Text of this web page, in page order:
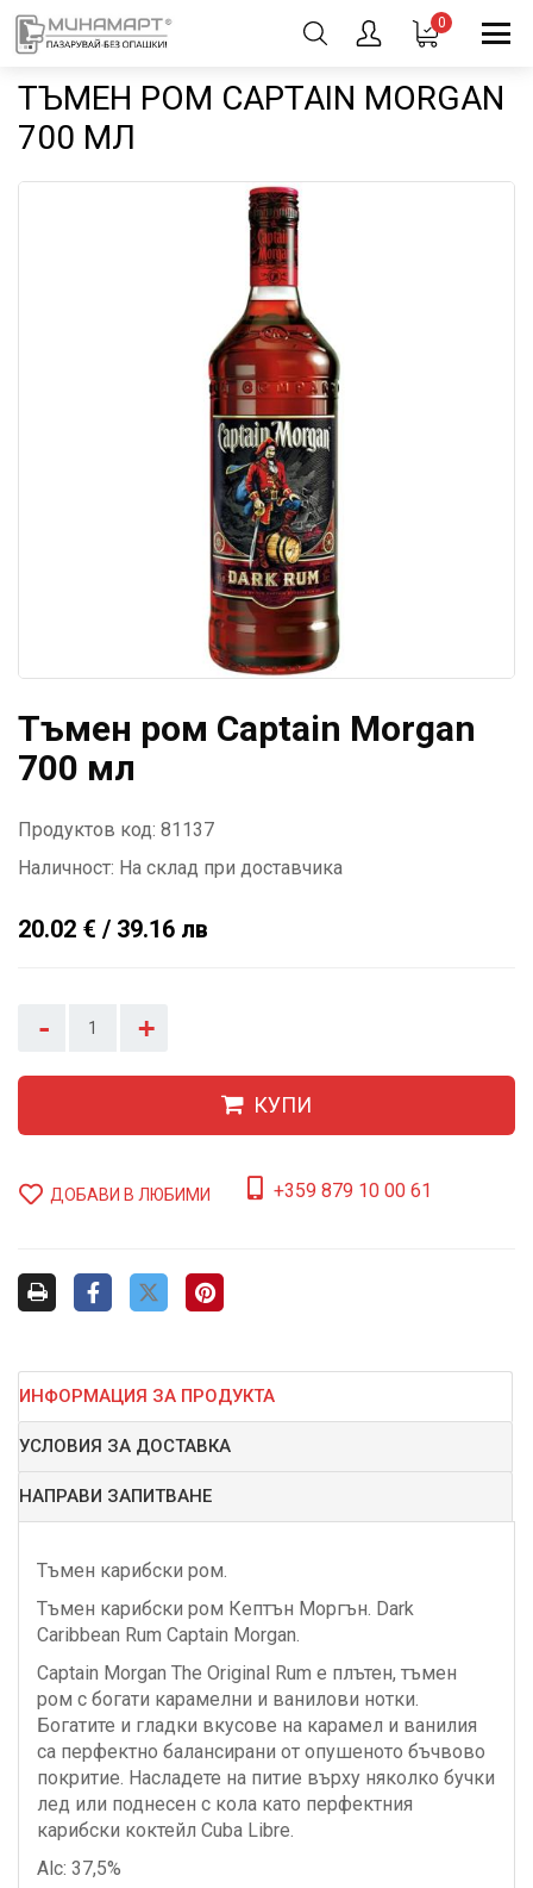
0
ТЪМЕН РОМ CAPTAIN MORGAN
700 МЛ
Тъмен ром Captain Morgan
700 мл
Продуктов код: 81137
Наличност: На склад при доставчика
20.02 € / 39.16 лв
- +
КУПИ
ДОБАВИ В ЛЮБИМИ +359 879 10 00 61
ИНФОРМАЦИЯ ЗА ПРОДУКТА
УСЛОВИЯ ЗА ДОСТАВКА
НАПРАВИ ЗАПИТВАНЕ
Тъмен карибски ром.
Тъмен карибски ром Кептън Моргън. Dark
Caribbean Rum Captain Morgan.
Captain Morgan The Original Rum е плътен, тъмен
ром с богати карамелни и ванилови нотки.
Богатите и гладки вкусове на карамел и ванилия
са перфектно балансирани от опушеното бъчвово
покритие. Насладете на питие върху няколко бучки
лед или поднесен с кола като перфектния
карибски коктейл Cuba Libre.
Alc: 37,5%